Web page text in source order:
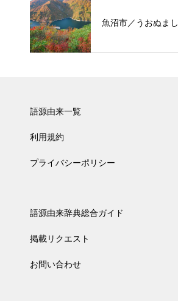
魚沼市／うおぬまし
語源由来一覧
利用規約
プライバシーポリシー
語源由来辞典総合ガイド
掲載リクエスト
お問い合わせ